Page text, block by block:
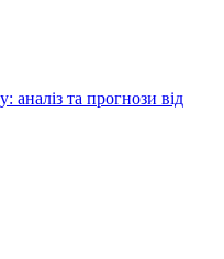
аналіз та прогнози від